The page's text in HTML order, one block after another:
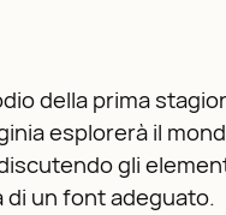
della prima
esplorerà il
gli
un font adeguato.